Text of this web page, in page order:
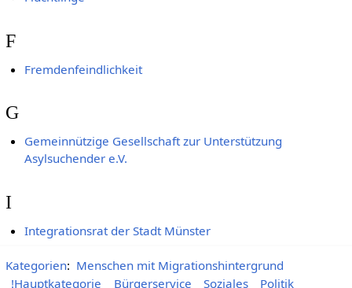
F
Fremdenfeindlichkeit
G
Gemeinnützige Gesellschaft zur Unterstützung
Asylsuchender e.V.
I
Integrationsrat der Stadt Münster
Kategorien: Menschen mit Migrationshintergrund
!Hauptkategorie
Bürgerservice Soziales Politik